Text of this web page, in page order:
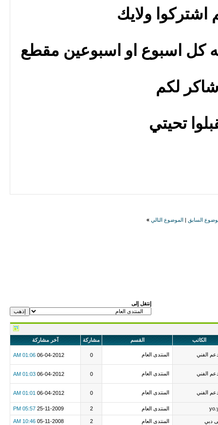
اشتركوا ولايك
كل اسبوع او اسبوعين مقطع
لكم
تحيتي
السابق الموضوع التالي »
إنتقل إلى
الكاتب القسم مشاركة آخر مشاركة
الفني المنتدى العام 0
06-04-2012
01:06 AM
الفني المنتدى العام 0
06-04-2012
01:03 AM
الفني المنتدى العام 0
06-04-2012
01:01 AM
المنتدى العام 2
25-11-2009
05:57 PM
دبي المنتدى العام 2
05-11-2008
10:46 AM